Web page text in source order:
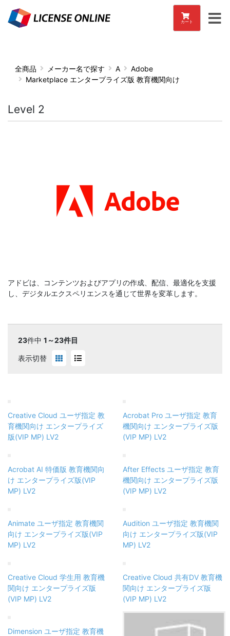
カート
全商品 メーカー名で探す A
Adobe
Marketplace エンタープライズ版 教育機関向け
Level 2
アドビは、コンテンツおよびアプリの作成、配信、最適化を支援
し、デジタルエクスペリエンスを通じて世界を変革します。
23件中 1～23件目
表示切替
Creative Cloud ユーザ指定 教
育機関向け エンタープライズ
版(VIP MP) LV2
Acrobat Pro ユーザ指定 教育
機関向け エンタープライズ版
(VIP MP) LV2
Acrobat AI 特価版 教育機関向
け エンタープライズ版(VIP
MP) LV2
After Effects ユーザ指定 教育
機関向け エンタープライズ版
(VIP MP) LV2
Animate ユーザ指定 教育機関
向け エンタープライズ版(VIP
MP) LV2
Audition ユーザ指定 教育機関
向け エンタープライズ版(VIP
MP) LV2
Creative Cloud 学生用 教育機
関向け エンタープライズ版
(VIP MP) LV2
Creative Cloud 共有DV 教育機
関向け エンタープライズ版
(VIP MP) LV2
Dimension ユーザ指定 教育機